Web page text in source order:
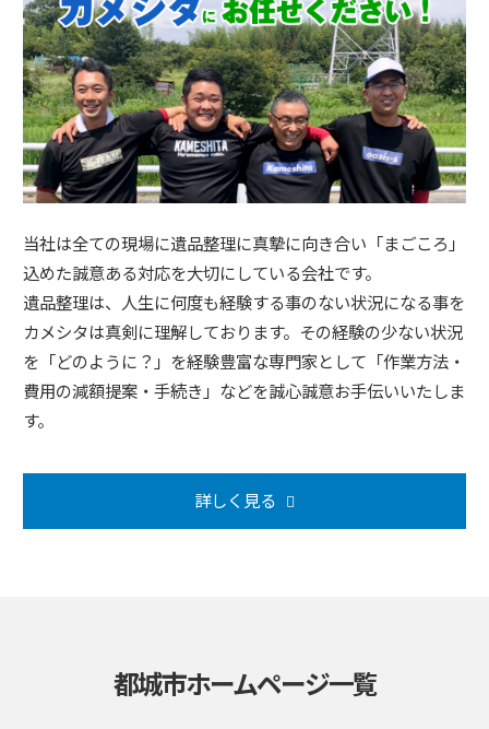
当社は全ての現場に遺品整理に真摯に向き合い「まごころ」
込めた誠意ある対応を大切にしている会社です。
遺品整理は、人生に何度も経験する事のない状況になる事を
カメシタは真剣に理解しております。その経験の少ない状況
を「どのように？」を経験豊富な専門家として「作業方法・
費用の減額提案・手続き」などを誠心誠意お手伝いいたしま
す。
詳しく見る
都城市ホームページ一覧